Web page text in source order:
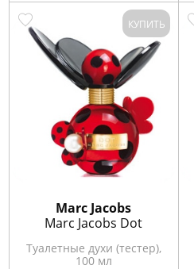
КУПИТЬ
Marс Jacobs
Marc Jacobs Dot
Туалетные духи (тестер),
100 мл